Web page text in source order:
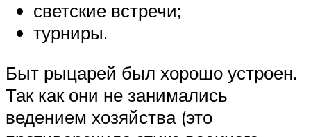
светские встречи;
турниры.
Быт рыцарей был хорошо устроен.
Так как они не занимались
ведением хозяйства (это